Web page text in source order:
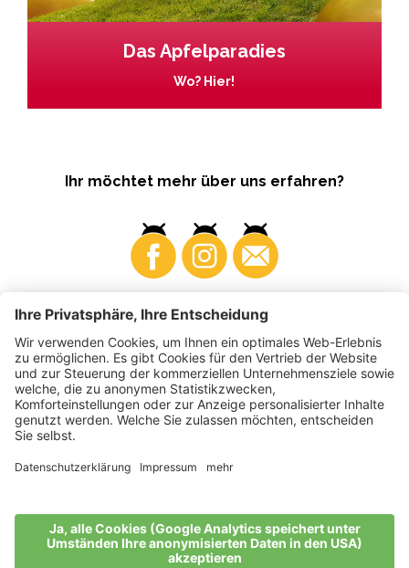
Das Apfelparadies
Wo? Hier!
Ihr möchtet mehr über uns erfahren?
Business Produzenten
2026
VI.P Gen. landw. Gesellschaft
Impressum • Cookie-Einstellungen Datenschutz
•
Barrierefreiheitserklärung•Sitemap
produced by